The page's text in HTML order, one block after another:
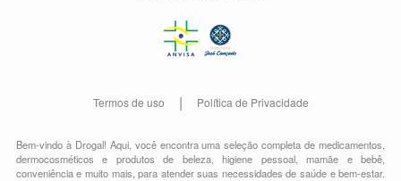
Termos de uso Política de Privacidade
Bem-vindo à Drogal! Aqui, você encontra uma seleção completa demedicamentos
dermocosméticos e produtos de beleza,higiene pessoal,mamãe e bebê
conveniênciae muito mais, para atender suas necessidades de saúde e bem-estar.